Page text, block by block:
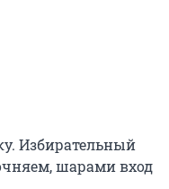
Избирательный
шарами вход